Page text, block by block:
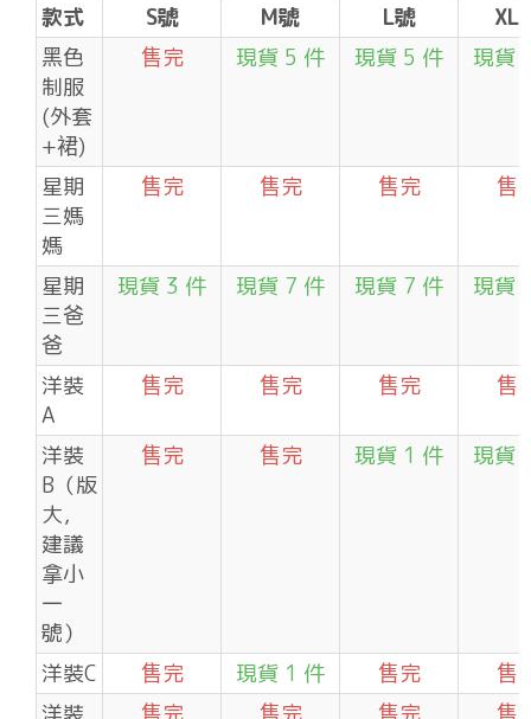
款式 S號 M號 L號
XL
黑色
制服
(外套
+裙)
售完 現貨 5 件 現貨 5 件 現貨
星期
三媽
媽
售完 售完 售完 售
星期
三爸
爸
現貨 3 件 現貨 7 件 現貨 7 件 現貨
洋裝
A
售完 售完 售完 售
洋裝
B（版
大，
建議
拿小
一
號）
售完 售完 現貨 1 件 現貨
洋裝C 售完 現貨 1 件 售完
售